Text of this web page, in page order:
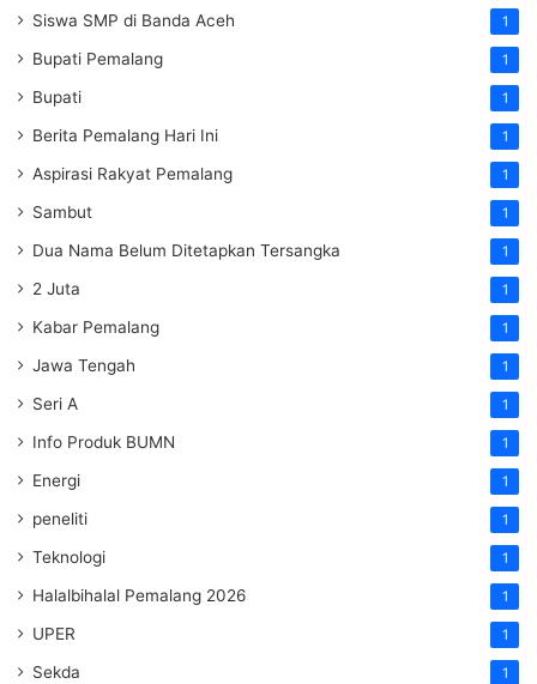
Siswa SMP di Banda Aceh 1
Bupati Pemalang 1
Bupati 1
Berita Pemalang Hari Ini 1
Aspirasi Rakyat Pemalang 1
Sambut 1
Dua Nama Belum Ditetapkan Tersangka 1
2 Juta 1
Kabar Pemalang 1
Jawa Tengah 1
Seri A 1
Info Produk BUMN 1
Energi 1
peneliti 1
Teknologi 1
Halalbihalal Pemalang 2026 1
UPER 1
Sekda 1